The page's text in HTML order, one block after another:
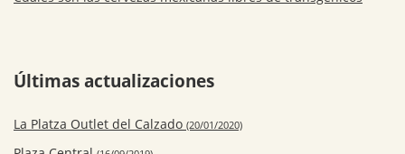
Últimas actualizaciones
La Platza Outlet del Calzado (20/01/2020)